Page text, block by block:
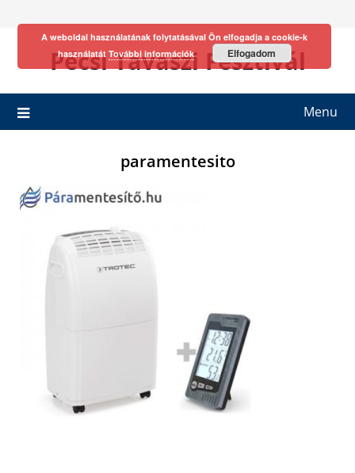
Pécsi Tavaszi Fesztivál
Menu
paramentesito
A weboldal használatának folytatásával Ön elfogadja a cookie-k
használatát További információk Elfogadom